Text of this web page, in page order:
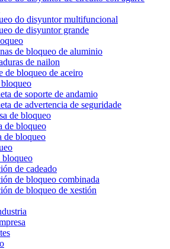
do disyuntor multifuncional
de disyuntor grande
de bloqueo de aluminio
de nailon
de bloqueo de aceiro
de soporte de andamio
de advertencia de seguridade
de bloqueo
de bloqueo
de bloqueo
bloqueo
de cadeado
de bloqueo combinada
de bloqueo de xestión